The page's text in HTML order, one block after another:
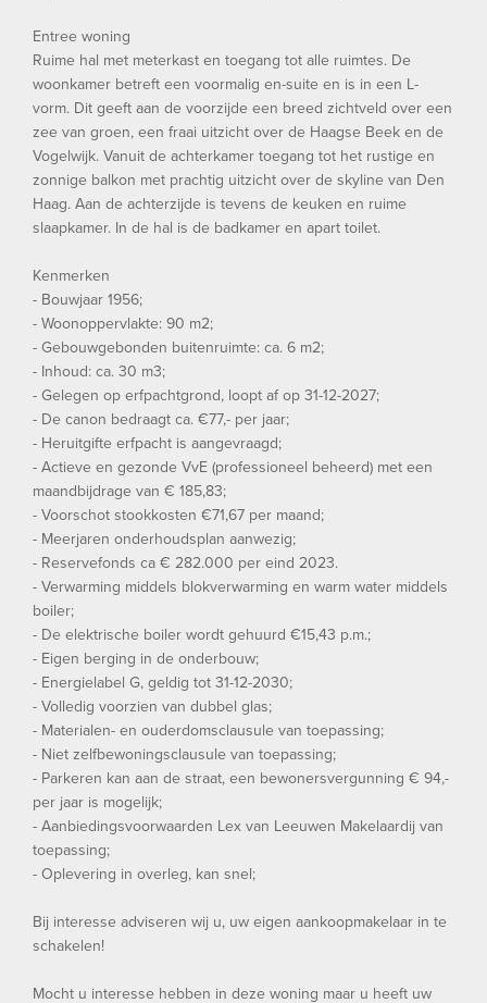
Entree woning
Ruime hal met meterkast en toegang tot alle ruimtes. De
woonkamer betreft een voormalig en-suite en is in een L-
vorm. Dit geeft aan de voorzijde een breed zichtveld over een
zee van groen, een fraai uitzicht over de Haagse Beek en de
Vogelwijk. Vanuit de achterkamer toegang tot het rustige en
zonnige balkon met prachtig uitzicht over de skyline van Den
Haag. Aan de achterzijde is tevens de keuken en ruime
slaapkamer. In de hal is de badkamer en apart toilet.
Kenmerken
- Bouwjaar 1956;
- Woonoppervlakte: 90 m2;
- Gebouwgebonden buitenruimte: ca. 6 m2;
- Inhoud: ca. 30 m3;
- Gelegen op erfpachtgrond, loopt af op 31-12-2027;
- De canon bedraagt ca. €77,- per jaar;
- Heruitgifte erfpacht is aangevraagd;
- Actieve en gezonde VvE (professioneel beheerd) met een
maandbijdrage van € 185,83;
- Voorschot stookkosten €71,67 per maand;
- Meerjaren onderhoudsplan aanwezig;
- Reservefonds ca € 282.000 per eind 2023.
- Verwarming middels blokverwarming en warm water middels
boiler;
- De elektrische boiler wordt gehuurd €15,43 p.m.;
- Eigen berging in de onderbouw;
- Energielabel G, geldig tot 31-12-2030;
- Volledig voorzien van dubbel glas;
- Materialen- en ouderdomsclausule van toepassing;
- Niet zelfbewoningsclausule van toepassing;
- Parkeren kan aan de straat, een bewonersvergunning € 94,-
per jaar is mogelijk;
- Aanbiedingsvoorwaarden Lex van Leeuwen Makelaardij van
toepassing;
- Oplevering in overleg, kan snel;
Bij interesse adviseren wij u, uw eigen aankoopmakelaar in te
schakelen!
Mocht u interesse hebben in deze woning maar u heeft uw